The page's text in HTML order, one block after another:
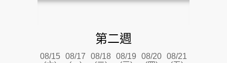
第二週
08/15 08/17
08/18 08/19
08/20 08/21